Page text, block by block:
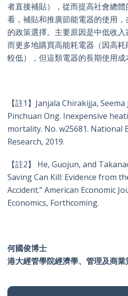
者直接補貼），從而提高社會總
看，補貼和推廣節能電器的使用
的政策選擇。主要原因是中低收
而更多地購買高能耗電器（因高
較低），但這類電器的長期使用成
【註1】Janjala Chirakijja,
Pinchuan Ong. Inexpensive
mortality. No. w25681. National
Research, 2019.
【註2】 He, Guojun, and
Saving Can Kill: Evidence from
Accident.” American Economic
Economics, Forthcoming.
何國俊博士
港大經管學院經濟學、管理及商